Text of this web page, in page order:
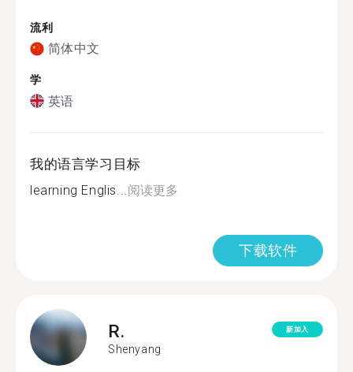
流利
简体中文
学
英语
我的语言学习目标
learning Englis... 阅读更多
下载软件
R.
Shenyang
新加入